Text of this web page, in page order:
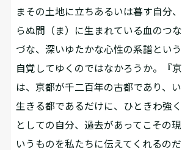
まその土地に立ちあるいは暮す自分、
らぬ間（ま）に生まれている血のつ
づな、深いゆたかな心性の系譜という
自覚してゆくのではなかろうか。『京
は、京都が千二百年の古都であり、
生きる都であるだけに、ひときわ強
としての自分、過去があってこその
いうものを私たちに伝えてくれるのだ